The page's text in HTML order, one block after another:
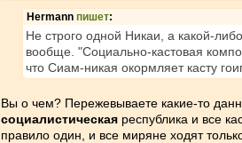
Hermann пишет:
Не строго одной Никаи, а какой-
вообще. "Социально-кастовая
что Сиам-никая окормляет касту
Вы о чем? Пережевываете какие-то
социалистическая республика и все
правило один, и все миряне ходят